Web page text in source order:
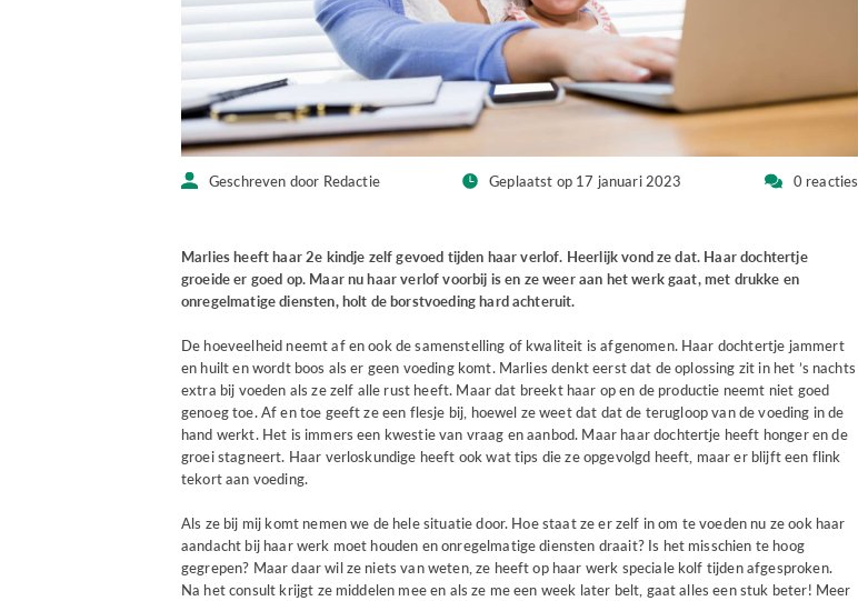
Geschreven door Redactie Geplaatst op 17 januari 2023 0 reacties
Marlies heeft haar 2e kindje zelf gevoed tijden haar verlof. Heerlijk vond ze dat. Haar dochtertje
groeide er goed op. Maar nu haar verlof voorbij is en ze weer aan het werk gaat, met drukke en
onregelmatige diensten, holt de borstvoeding hard achteruit.
De hoeveelheid neemt af en ook de samenstelling of kwaliteit is afgenomen. Haar dochtertje jammert
en huilt en wordt boos als er geen voeding komt. Marlies denkt eerst dat de oplossing zit in het ’s nachts
extra bij voeden als ze zelf alle rust heeft. Maar dat breekt haar op en de productie neemt niet goed
genoeg toe. Af en toe geeft ze een flesje bij, hoewel ze weet dat dat de terugloop van de voeding in de
hand werkt. Het is immers een kwestie van vraag en aanbod. Maar haar dochtertje heeft honger en de
groei stagneert. Haar verloskundige heeft ook wat tips die ze opgevolgd heeft, maar er blijft een flink
tekort aan voeding.
Als ze bij mij komt nemen we de hele situatie door. Hoe staat ze er zelf in om te voeden nu ze ook haar
aandacht bij haar werk moet houden en onregelmatige diensten draait? Is het misschien te hoog
gegrepen? Maar daar wil ze niets van weten, ze heeft op haar werk speciale kolf tijden afgesproken.
Na het consult krijgt ze middelen mee en als ze me een week later belt, gaat alles een stuk beter! Meer